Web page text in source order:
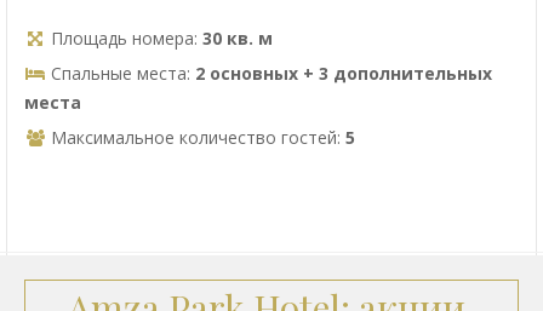
Площадь номера: 30 кв. м
Спальные места: 2 основных + 3 дополнительных
места
Максимальное количество гостей: 5